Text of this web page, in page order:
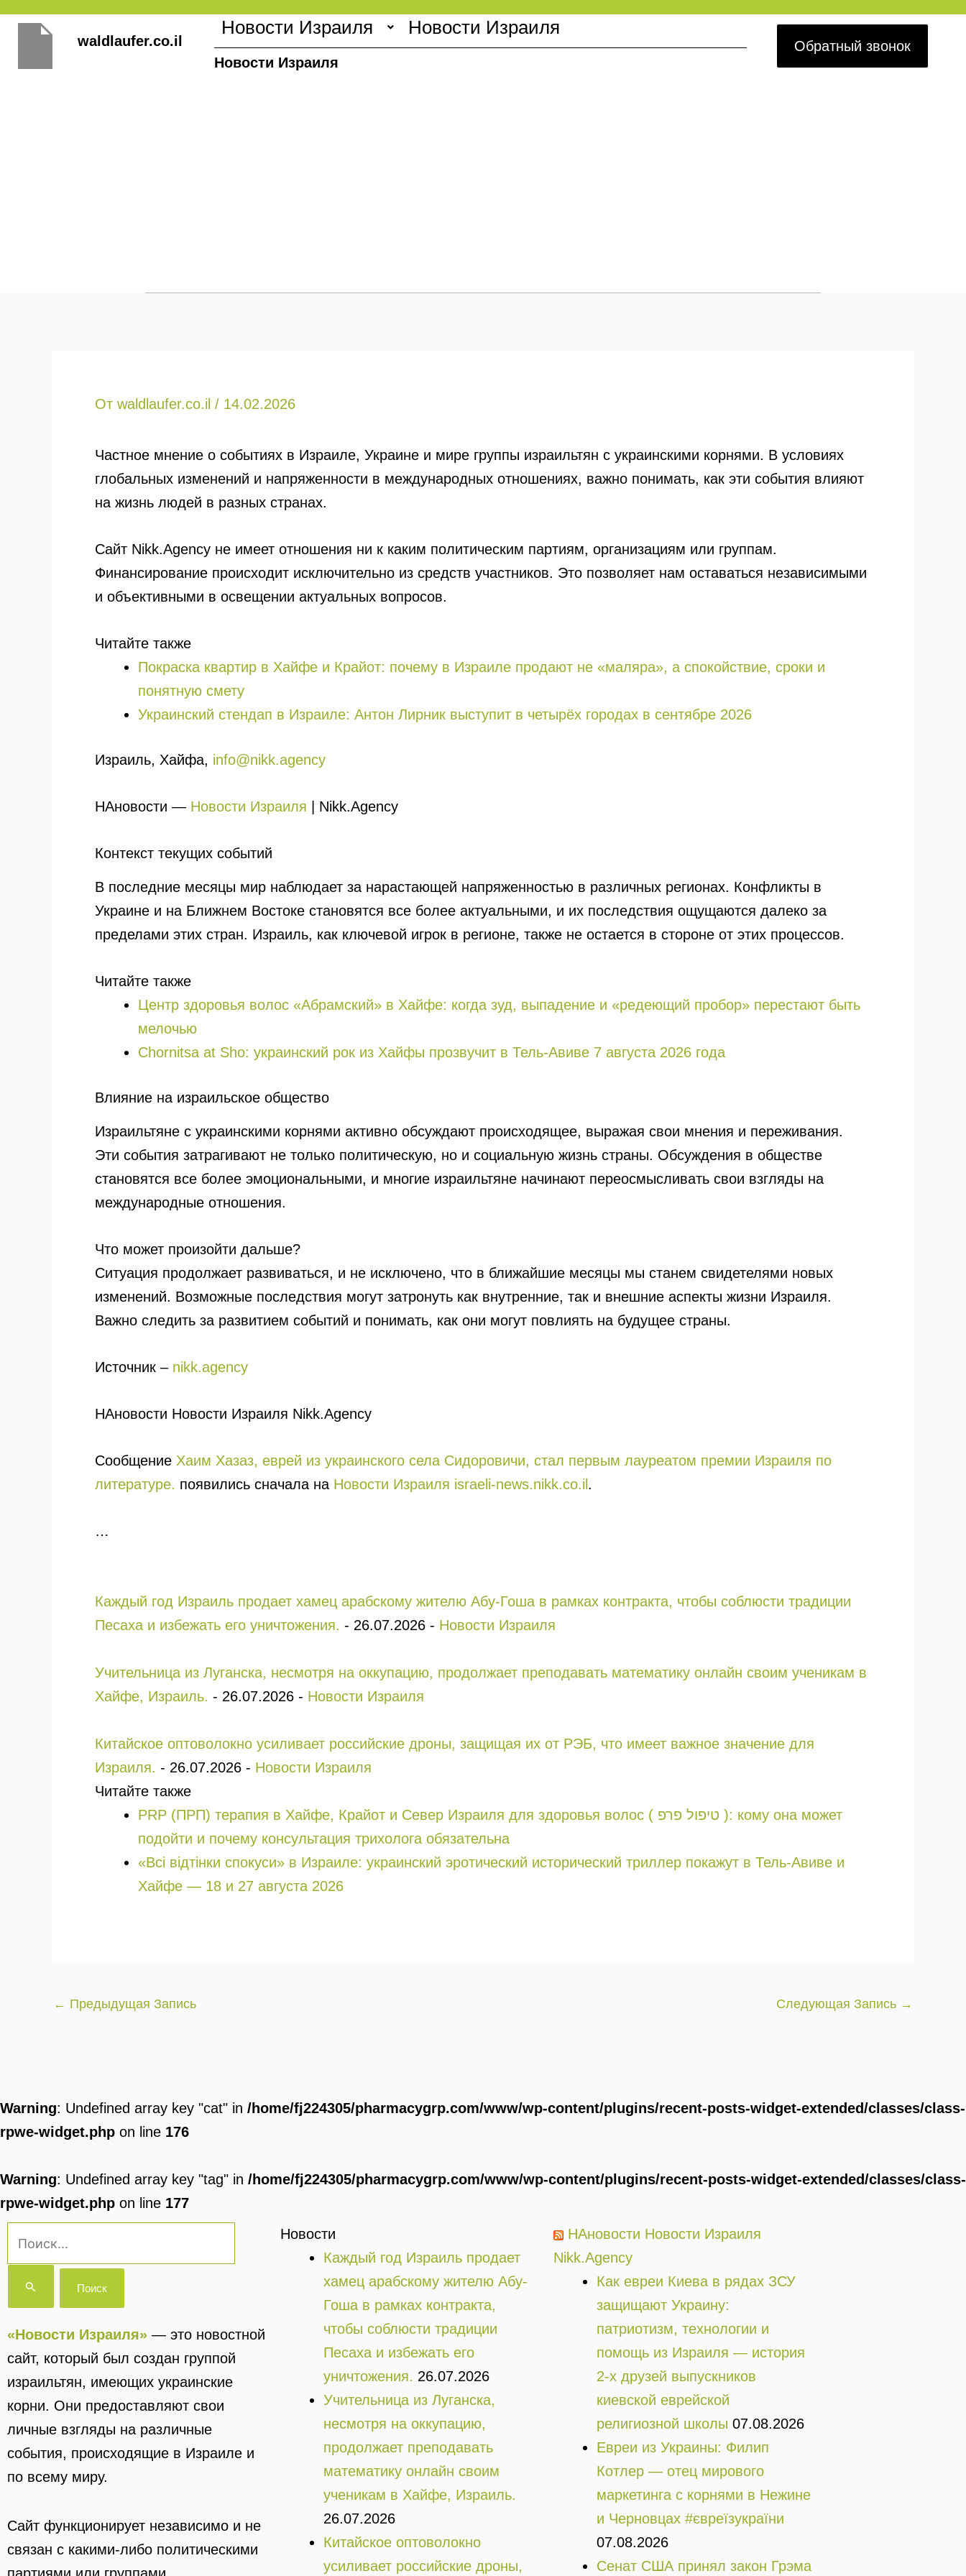
Перейти
waldlaufer.co.il
Новости Израиля Новости Израиля
Новости Израиля
Обратный звонок
От waldlaufer.co.il / 14.02.2026
Частное мнение о событиях в Израиле, Украине и мире группы израильтян с украинскими корнями. В условиях
глобальных изменений и напряженности в международных отношениях, важно понимать, как эти события влияют
на жизнь людей в разных странах.
Сайт Nikk.Agency не имеет отношения ни к каким политическим партиям, организациям или группам.
Финансирование происходит исключительно из средств участников. Это позволяет нам оставаться независимыми
и объективными в освещении актуальных вопросов.
Читайте также
Покраска квартир в Хайфе и Крайот: почему в Израиле продают не «маляра», а спокойствие, сроки и
понятную смету
Украинский стендап в Израиле: Антон Лирник выступит в четырёх городах в сентябре 2026
Израиль, Хайфа, info@nikk.agency
НАновости — Новости Израиля | Nikk.Agency
Контекст текущих событий
В последние месяцы мир наблюдает за нарастающей напряженностью в различных регионах. Конфликты в
Украине и на Ближнем Востоке становятся все более актуальными, и их последствия ощущаются далеко за
пределами этих стран. Израиль, как ключевой игрок в регионе, также не остается в стороне от этих процессов.
Читайте также
Центр здоровья волос «Абрaмский» в Хайфе: когда зуд, выпадение и «редеющий пробор» перестают быть
мелочью
Chornitsa at Sho: украинский рок из Хайфы прозвучит в Тель-Авиве 7 августа 2026 года
Влияние на израильское общество
Израильтяне с украинскими корнями активно обсуждают происходящее, выражая свои мнения и переживания.
Эти события затрагивают не только политическую, но и социальную жизнь страны. Обсуждения в обществе
становятся все более эмоциональными, и многие израильтяне начинают переосмысливать свои взгляды на
международные отношения.
Что может произойти дальше?
Ситуация продолжает развиваться, и не исключено, что в ближайшие месяцы мы станем свидетелями новых
изменений. Возможные последствия могут затронуть как внутренние, так и внешние аспекты жизни Израиля.
Важно следить за развитием событий и понимать, как они могут повлиять на будущее страны.
Источник – nikk.agency
НАновости Новости Израиля Nikk.Agency
Сообщение Хаим Хазаз, еврей из украинского села Сидоровичи, стал первым лауреатом премии Израиля по
литературе. появились сначала на Новости Израиля israeli-news.nikk.co.il .
…
Каждый год Израиль продает хамец арабскому жителю Абу-Гоша в рамках контракта, чтобы соблюсти традиции
Песаха и избежать его уничтожения. - 26.07.2026 - Новости Израиля
Учительница из Луганска, несмотря на оккупацию, продолжает преподавать математику онлайн своим ученикам в
Хайфе, Израиль. - 26.07.2026 - Новости Израиля
Китайское оптоволокно усиливает российские дроны, защищая их от РЭБ, что имеет важное значение для
Израиля. - 26.07.2026 - Новости Израиля
Читайте также
PRP (ПРП) терапия в Хайфе, Крайот и Север Израиля для здоровья волос ( טיפול פרפ ): кому она может
подойти и почему консультация трихолога обязательна
«Всі відтінки спокуси» в Израиле: украинский эротический исторический триллер покажут в Тель-Авиве и
Хайфе — 18 и 27 августа 2026
← Предыдущая Запись Следующая Запись →
Warning: Undefined array key "cat" in /home/fj224305/pharmacygrp.com/www/wp-content/plugins/recent-posts-widget-extended/classes/class-
rpwe-widget.php on line 176
Warning: Undefined array key "tag" in /home/fj224305/pharmacygrp.com/www/wp-content/plugins/recent-posts-widget-extended/classes/class-
rpwe-widget.php on line 177
«Новости Израиля» — это новостной
сайт, который был создан группой
израильтян, имеющих украинские
корни. Они предоставляют свои
личные взгляды на различные
события, происходящие в Израиле и
по всему миру.
Сайт функционирует независимо и не
связан с какими-либо политическими
Новости
Каждый год Израиль продает
хамец арабскому жителю Абу-
Гоша в рамках контракта,
чтобы соблюсти традиции
Песаха и избежать его
уничтожения. 26.07.2026
Учительница из Луганска,
несмотря на оккупацию,
продолжает преподавать
математику онлайн своим
ученикам в Хайфе, Израиль.
26.07.2026
Китайское оптоволокно
усиливает российские дроны,
НАновости Новости Израиля
Nikk.Agency
Как евреи Киева в рядах ЗСУ
защищают Украину:
патриотизм, технологии и
помощь из Израиля — история
2-х друзей выпускников
киевской еврейской
религиозной школы 07.08.2026
Евреи из Украины: Филип
Котлер — отец мирового
маркетинга с корнями в Нежине
и Черновцах #євреїзукраїни
07.08.2026
Сенат США принял закон Грэма